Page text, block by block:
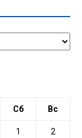
Сб Вс
1 2